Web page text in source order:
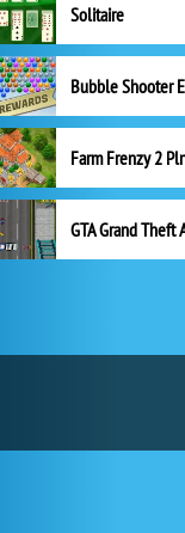
Solitaire
GTA Grand Theft